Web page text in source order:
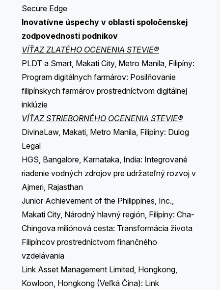
Secure Edge
Inovatívne úspechy v oblasti spoločenskej
zodpovednosti podnikov
VÍŤAZ ZLATÉHO OCENENIA STEVIE®
PLDT a Smart, Makati City, Metro Manila, Filipíny:
Program digitálnych farmárov: Posilňovanie
filipínskych farmárov prostredníctvom digitálnej
inklúzie
VÍŤAZ STRIEBORNÉHO OCENENIA STEVIE®
DivinaLaw, Makati, Metro Manila, Filipíny: Dulog
Legal
HGS, Bangalore, Karnataka, India: Integrované
riadenie vodných zdrojov pre udržateľný rozvoj v
Ajmeri, Rajasthan
Junior Achievement of the Philippines, Inc.,
Makati City, Národný hlavný región, Filipíny: Cha-
Chingova miliónová cesta: Transformácia života
Filipíncov prostredníctvom finančného
vzdelávania
Link Asset Management Limited, Hongkong,
Kowloon, Hongkong (Veľká Čína): Link